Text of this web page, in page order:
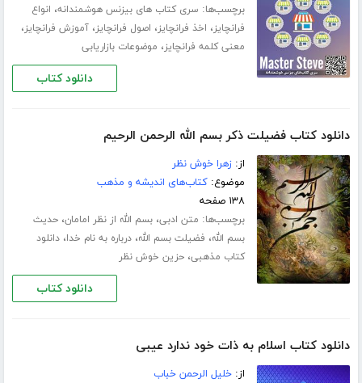
برچسب‌ها: سری کتاب های بیزنس هوشمندانه، انواع
فرانچایز، اخذ فرانچایز، اصول فرانچایز،آموزش فرانچایز،
معنی کلمه فرانچایز، موضوعات بازاریابی
دانلود کتاب
دانلود کتاب فضیلت ذکر بسم الله الرحمن الرحیم
از:زهرا خوش نظر
موضوع:کتاب‌های اندیشه و مذهب
۱۳۸ صفحه
برچسب‌ها: متن ادبی،بسم الله از نظر امامان،حدیث
بسم الله، فضیلت بسم الله،درباره به نام خدا،دانلود
کتاب مذهبی،حزین خوش نظر
دانلود کتاب
دانلود کتاب اسلام به ذات خود ندارد عیبی
از:خلیل الرحمن خباب